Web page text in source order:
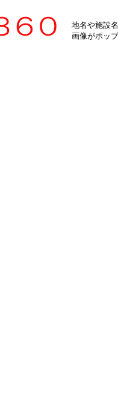
地名や施設
画像がポッ